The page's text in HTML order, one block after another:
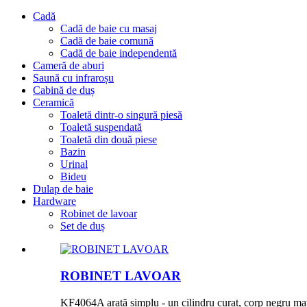
Cadă
Cadă de baie cu masaj
Cadă de baie comună
Cadă de baie independentă
Cameră de aburi
Saună cu infraroșu
Cabină de duș
Ceramică
Toaletă dintr-o singură piesă
Toaletă suspendată
Toaletă din două piese
Bazin
Urinal
Bideu
Dulap de baie
Hardware
Robinet de lavoar
Set de duș
ROBINET LAVOAR
KF4064A arată simplu - un cilindru curat, corp negru